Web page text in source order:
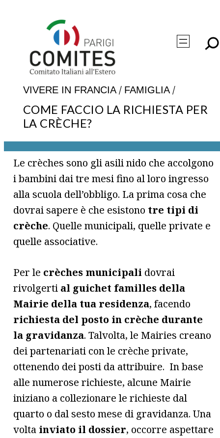
VIVERE IN FRANCIA/ FAMIGLIA/
COME FACCIO LA RICHIESTA PER
LA CRÈCHE?
Le crèches sono gli asili nido che accolgono
i bambini dai tre mesi fino al loro ingresso
alla scuola dell’obbligo. La prima cosa che
dovrai sapere è che esistono tre tipi di
crèche. Quelle municipali, quelle private e
quelle associative.
Per le crèches municipali dovrai
rivolgerti al guichet familles della
Mairie della tua residenza, facendo
richiesta del posto in crèche durante
la gravidanza. Talvolta, le Mairies creano
dei partenariati con le crèche private,
ottenendo dei posti da attribuire. In base
alle numerose richieste, alcune Mairie
iniziano a collezionare le richieste dal
quarto o dal sesto mese di gravidanza. Una
volta inviato il dossier, occorre aspettare